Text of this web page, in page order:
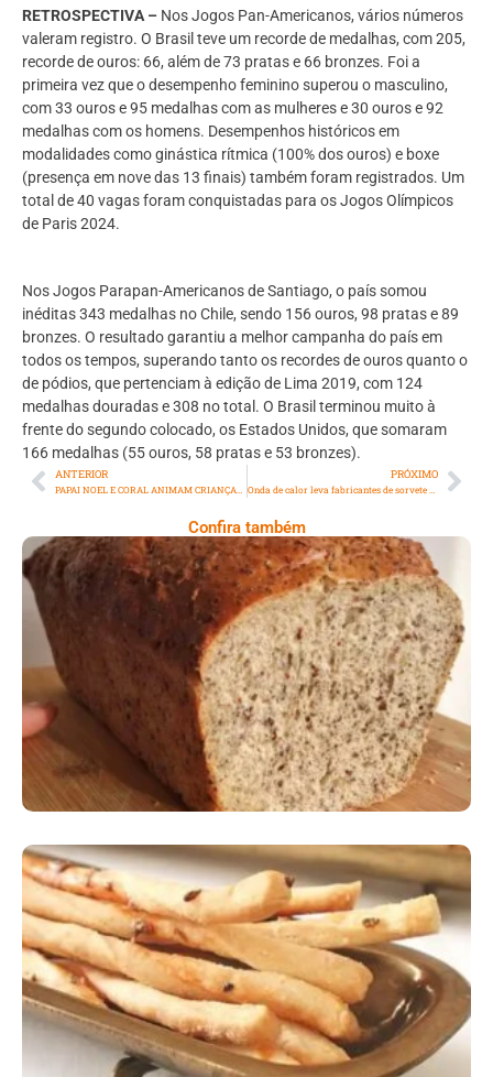
RETROSPECTIVA – Nos Jogos Pan-Americanos, vários números
valeram registro. O Brasil teve um recorde de medalhas, com 205,
recorde de ouros: 66, além de 73 pratas e 66 bronzes. Foi a
primeira vez que o desempenho feminino superou o masculino,
com 33 ouros e 95 medalhas com as mulheres e 30 ouros e 92
medalhas com os homens. Desempenhos históricos em
modalidades como ginástica rítmica (100% dos ouros) e boxe
(presença em nove das 13 finais) também foram registrados. Um
total de 40 vagas foram conquistadas para os Jogos Olímpicos
de Paris 2024.
Nos Jogos Parapan-Americanos de Santiago, o país somou
inéditas 343 medalhas no Chile, sendo 156 ouros, 98 pratas e 89
bronzes. O resultado garantiu a melhor campanha do país em
todos os tempos, superando tanto os recordes de ouros quanto o
de pódios, que pertenciam à edição de Lima 2019, com 124
medalhas douradas e 308 no total. O Brasil terminou muito à
frente do segundo colocado, os Estados Unidos, que somaram
166 medalhas (55 ouros, 58 pratas e 53 bronzes).
ANTERIOR PRÓXIMO
Confira também
Comer Bem: Pão Low Carb
Comer Bem: Palitinhos De Cebola E Salsa